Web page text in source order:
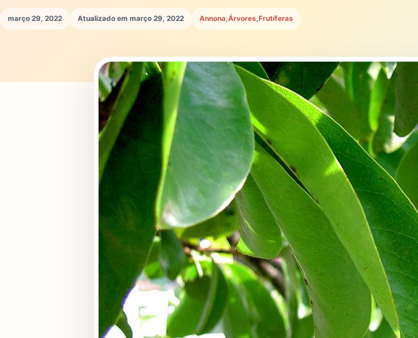
março 29, 2022 Atualizado em março 29, 2022 Annona,Árvores,Frutíferas